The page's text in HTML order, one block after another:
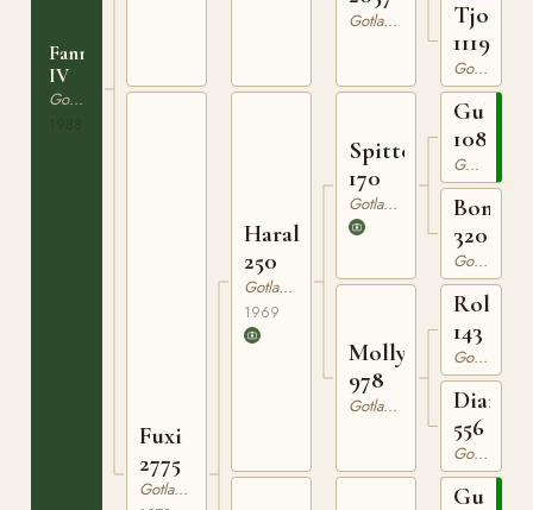
Fanny
IV
Gotlandsruss
Fuxi
2775
Gotlandsruss
Harald
250
Gotlandsruss
1969
Gotlandsruss
Spitter
170
Gotlandsruss
Molly
978
Gotlandsruss
Tjorven
1119
Gotlandsruss
108
Gotlandsruss
Bonita
320
Gotlandsruss
Rollo
143
Gotlandsruss
Diana
556
Gotlandsruss